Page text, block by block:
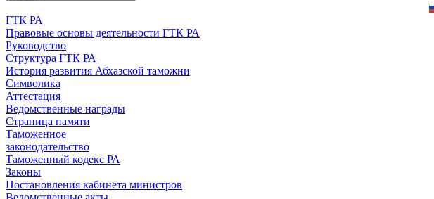
ГТК РА
Правовые основы деятельности ГТК РА
Руководство
Структура ГТК РА
История развития Абхазской таможни
Символика
Аттестация
Ведомственные награды
Страница памяти
Таможенное
законодательство
Таможенный кодекс РА
Законы
Постановления кабинета министров